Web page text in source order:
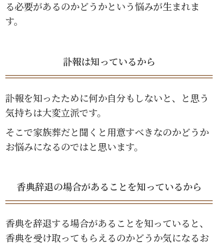
る必要があるのかどうかという悩みが生まれま
す。
訃報は知っているから
訃報を知ったために何か自分もしないと、と思う
気持ちは大変立派です。
そこで家族葬だと聞くと用意すべきなのかどうか
お悩みになるのではと思います。
香典辞退の場合があることを知っているから
香典を辞退する場合があることを知っていると、
香典を受け取ってもらえるのかどうか気になるお